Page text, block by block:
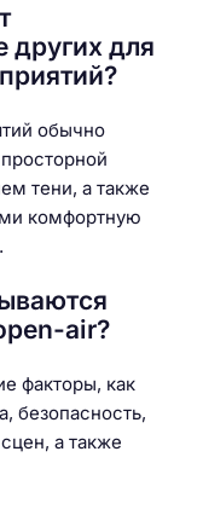
для
обычно
тени, а также
комфортную
air?
факторы, как
безопасность,
а также